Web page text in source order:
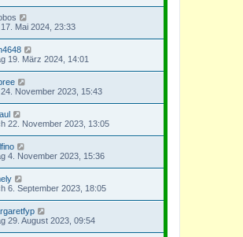
Mai 2024, 23:33
19. März 2024, 14:01
November 2023, 15:43
22. November 2023, 13:05
4. November 2023, 15:36
6. September 2023, 18:05
29. August 2023, 09:54